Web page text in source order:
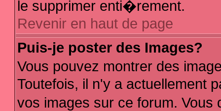
le supprimer enti�rement.
Revenir en haut de page
Puis-je poster des Images?
Vous pouvez montrer des
Toutefois, il n'y a actuellement
vos images sur ce forum.